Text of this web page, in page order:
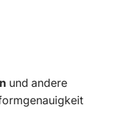
und andere